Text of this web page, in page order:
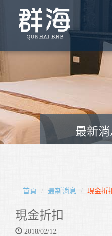
最新消
首頁 最新消息 現金折
現金折扣
2018/02/12